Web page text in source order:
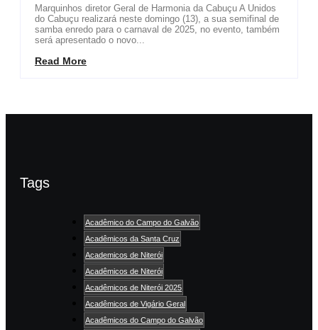
Marquinhos diretor Geral de Harmonia da Cabuçu A Unidos
do Cabuçu realizará neste domingo (13), a sua semifinal de
samba enredo para o carnaval de 2025, no evento, também
será apresentado o novo...
Read More
Tags
Acadêmico do Campo do Galvão
Acadêmicos da Santa Cruz
Academicos de Niterói
Acadêmicos de Niterói
Acadêmicos de Niterói 2025
Acadêmicos de Vigário Geral
Acadêmicos do Campo do Galvão